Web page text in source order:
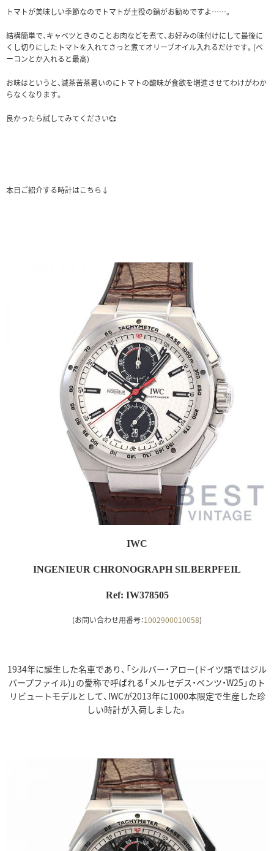
トマトが美味しい季節なのでトマトが主役の鍋がお勧めですよ……。
結構簡単で、キャベツときのことお肉などを煮て、お好みの味付けにして最後に
くし切りにしたトマトを入れてさっと煮てオリーブオイル入れるだけです。(ベ
ーコンとか入れると最高)
お味はというと、滅茶苦茶暑いのにトマトの酸味が食欲を増進させてわけがわか
らなくなります。
良かったら試してみてください💞
本日ご紹介する時計はこちら↓
IWC
INGENIEUR CHRONOGRAPH SILBERPFEIL
Ref: IW378505
(お問い合わせ用番号：1002900010058)
1934年に誕生した名車であり、「シルバー・アロー(ドイツ語ではジル
バープファイル)」の愛称で呼ばれる「メルセデス・ベンツ・W25」のト
リビュートモデルとして、IWCが2013年に1000本限定で生産した珍
しい時計が入荷しました。